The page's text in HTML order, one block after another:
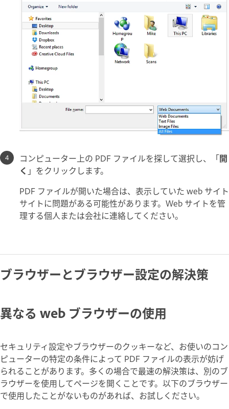
コンピューター上の PDF ファイルを探して選択し、「開
く 」をクリックします。
PDF ファイルが開いた場合は、表示していた web サイト
サイトに問題がある可能性があります。Web サイトを管
理する個人または会社に連絡してください。
ブラウザーとブラウザー設定の解決策
異なる web ブラウザーの使用
セキュリティ設定やブラウザーのクッキーなど、お使いのコン
ピューターの特定の条件によって PDF ファイルの表示が妨げ
られることがあります。多くの場合で最速の解決策は、別のブ
ラウザーを使用してページを開くことです。以下のブラウザー
で使用したことがないものがあれば、お試しください。